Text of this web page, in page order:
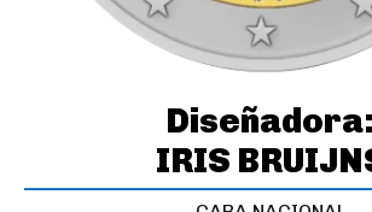
Diseñadora:
IRIS